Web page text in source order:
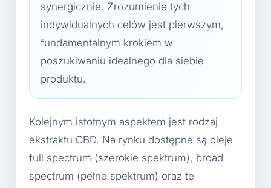
synergicznie. Zrozumienie tych
indywidualnych celów jest pierwszym,
fundamentalnym krokiem w
poszukiwaniu idealnego dla siebie
produktu.
Kolejnym istotnym aspektem jest rodzaj
ekstraktu CBD. Na rynku dostępne są oleje
full spectrum (szerokie spektrum), broad
spectrum (pełne spektrum) oraz te